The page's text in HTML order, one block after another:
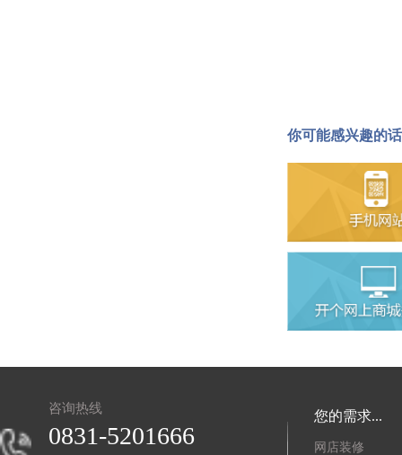
你可能感兴趣的
咨询热线
0831-5201666
您的需求...
网店装修